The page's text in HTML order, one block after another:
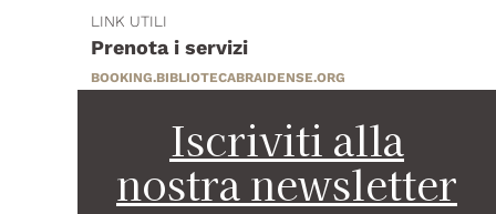
LINK UTILI
Prenota i servizi
BOOKING.BIBLIOTECABRAIDENSE.ORG
Iscriviti alla
nostra newsletter